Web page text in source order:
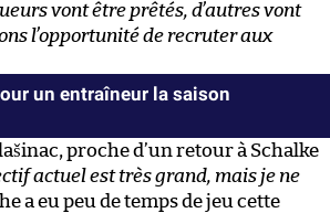
vont être prêtés, d’autres vont
l’opportunité de recruter aux
un entraîneur la saison
proche d’un retour à Schalke
actuel est très grand, mais je ne
a eu peu de temps de jeu cette